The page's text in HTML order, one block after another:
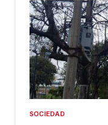
SOCIEDAD